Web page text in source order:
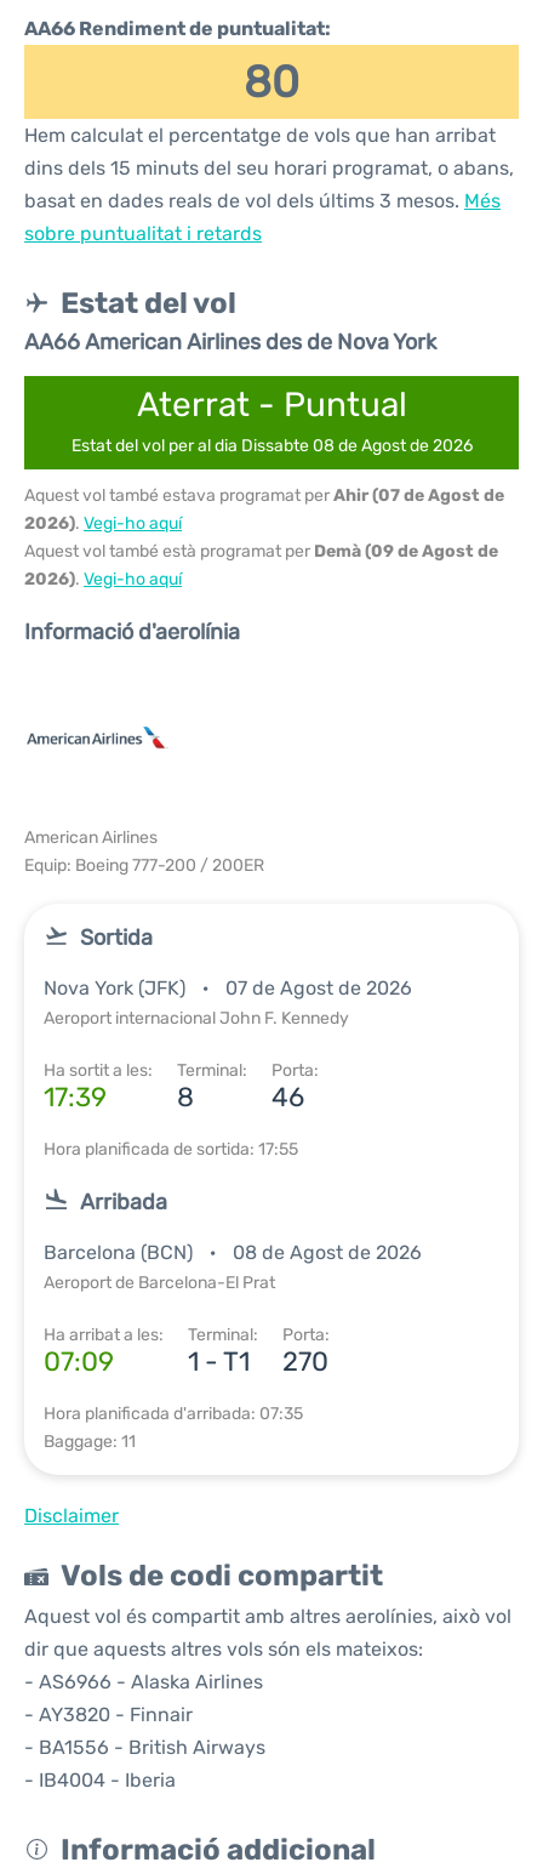
AA66 Rendiment de puntualitat:
80
Hem calculat el percentatge de vols que han arribat
dins dels 15 minuts del seu horari programat, o abans,
basat en dades reals de vol dels últims 3 mesos. Més
sobre puntualitat i retards
Estat del vol
AA66 American Airlines des de Nova York
Aterrat - Puntual
Estat del vol per al dia Dissabte 08 de Agost de 2026
Aquest vol també estava programat perAhir (07 de Agost de
2026). Vegi-ho aquí
Aquest vol també està programat per Demà (09 de Agost de
2026). Vegi-ho aquí
Informació d'aerolínia
American Airlines
Equip: Boeing 777-200 / 200ER
Sortida
Nova York (JFK) 07 de Agost de 2026
Aeroport internacional John F. Kennedy
Ha sortit a les:
17:39
Terminal:
8
Porta:
46
Hora planificada de sortida: 17:55
Arribada
Barcelona (BCN) 08 de Agost de 2026
Aeroport de Barcelona-El Prat
Ha arribat a les:
07:09
Terminal:
1 - T1
Porta:
270
Hora planificada d'arribada: 07:35
Baggage: 11
Disclaimer
Vols de codi compartit
Aquest vol és compartit amb altres aerolínies, això vol
dir que aquests altres vols són els mateixos:
- AS6966 - Alaska Airlines
- AY3820 - Finnair
- BA1556 - British Airways
- IB4004 - Iberia
Informació addicional